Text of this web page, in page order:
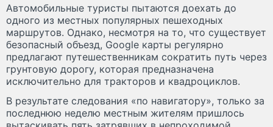
Автомобильные туристы пытаются доехать до
одного из местных популярных пешеходных
маршрутов. Однако, несмотря на то, что существует
безопасный объезд, Google карты регулярно
предлагают путешественникам сократить путь через
грунтовую дорогу, которая предназначена
исключительно для тракторов и квадроциклов.
В результате следования «по навигатору», только за
последнюю неделю местным жителям пришлось